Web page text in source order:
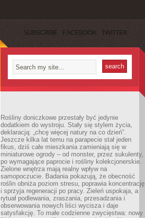
SUBSCRIBE FACEBOOK TWITTER
Rośliny doniczkowe przestały być jedynie
dodatkiem do wystroju. Stały się stylem życia,
deklaracją: „chcę więcej natury na co dzień”.
Jeszcze kilka lat temu na parapecie stał jeden
fikus, dziś całe mieszkania zamieniają się w
miniaturowe ogrody – od monster, przez sukulenty,
po wymagające paprocie i rośliny kolekcjonerskie.
Zielone wnętrza mają realny wpływ na
samopoczucie. Badania pokazują, że obecność
roślin obniża poziom stresu, poprawia koncentrację
i sprzyja regeneracji po pracy. Zieleń uspokaja, a
rytuał podlewania, zraszania, przesadzania i
obserwowania nowych liści wycisza i daje
satysfakcję. To małe codzienne zwycięstwa: nowy